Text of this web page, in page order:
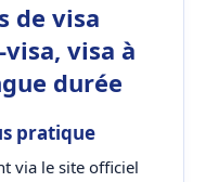
de visa
visa à
durée
pratique
via le site officiel